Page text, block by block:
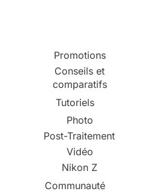
Promotions
Conseils et
comparatifs
Tutoriels
Photo
Post-Traitement
Vidéo
Nikon Z
Communauté